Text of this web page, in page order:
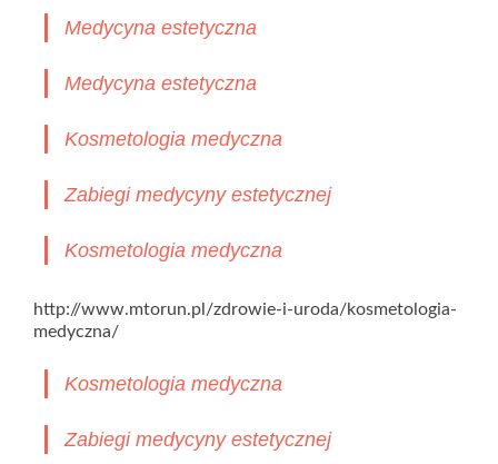
Medycyna estetyczna
Medycyna estetyczna
Kosmetologia medyczna
Zabiegi medycyny estetycznej
Kosmetologia medyczna
http://www.mtorun.pl/zdrowie-i-uroda/kosmetologia-
medyczna/
Kosmetologia medyczna
Zabiegi medycyny estetycznej